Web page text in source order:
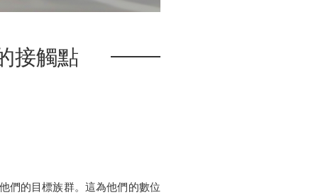
接觸點
們的目標族群。這為他們的數位